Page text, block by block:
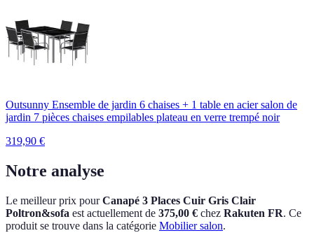
Outsunny Ensemble de jardin 6 chaises + 1 table en acier salon de
jardin 7 pièces chaises empilables plateau en verre trempé noir
319,90 €
Notre analyse
Le meilleur prix pourCanapé 3 Places Cuir Gris Clair
Poltron&sofa est actuellement de 375,00 € chez Rakuten FR. Ce
produit se trouve dans la catégorie Mobilier salon.